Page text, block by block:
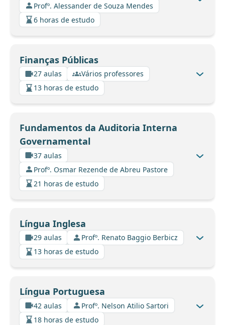
Profº. Alessander de Souza Mendes
6 horas de estudo
Finanças Públicas
27 aulas
Vários professores
13 horas de estudo
Fundamentos da Auditoria Interna
Governamental
37 aulas
Profº. Osmar Rezende de Abreu Pastore
21 horas de estudo
Língua Inglesa
29 aulas
Profº. Renato Baggio Berbicz
13 horas de estudo
Língua Portuguesa
42 aulas
Profº. Nelson Atilio Sartori
18 horas de estudo